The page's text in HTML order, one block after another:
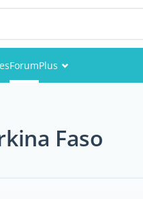
ForumPlus
Membres
Faso